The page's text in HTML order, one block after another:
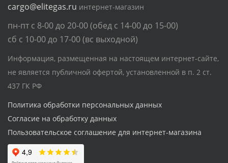
cargo@elitegas.ru интернет-магазин
пн-пт с 8-00 до 20-00 (обед с 14-00 до 15-00)
сб с 10-00 до 17-00 (вс выходной)
Информация, размещенная на настоящем интернет-сайте,
не является публичной офертой, установленной в п. 2 ст.
437 ГК РФ
Политика обработки персональных данных
Согласие на обработку данных
Пользовательское соглашение для интернет-магазина